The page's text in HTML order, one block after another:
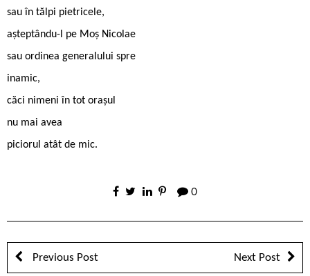
sau în tălpi pietricele,
așteptându-l pe Moș Nicolae
sau ordinea generalului spre
inamic,
căci nimeni în tot orașul
nu mai avea
piciorul atât de mic.
0
Previous Post Next Post